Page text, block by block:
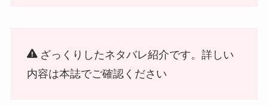
ざっくりしたネタバレ紹介です。詳しい
内容は本誌でご確認ください